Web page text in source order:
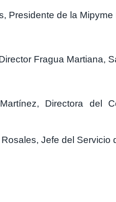
Presidente de la Mipyme
Fragua Martiana,
Directora del
Jefe del